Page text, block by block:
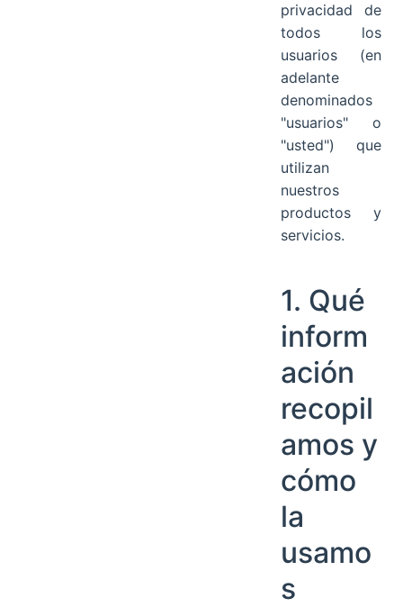
privacidad de
todos los
usuarios (en
adelante
denominados
"usuarios" o
"usted") que
utilizan
nuestros
productos y
servicios.
1. Qué
inform
ación
recopil
amos y
cómo
la
usamo
s